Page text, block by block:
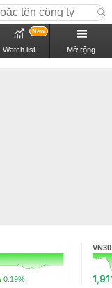
Watch list
New
Mở rộng
0.19%
VN30